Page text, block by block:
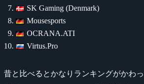
SK Gaming (Denmark)
Mousesports
OCRANA.ATI
Virtus.Pro
昔と比べるとかなりランキングがかわっ